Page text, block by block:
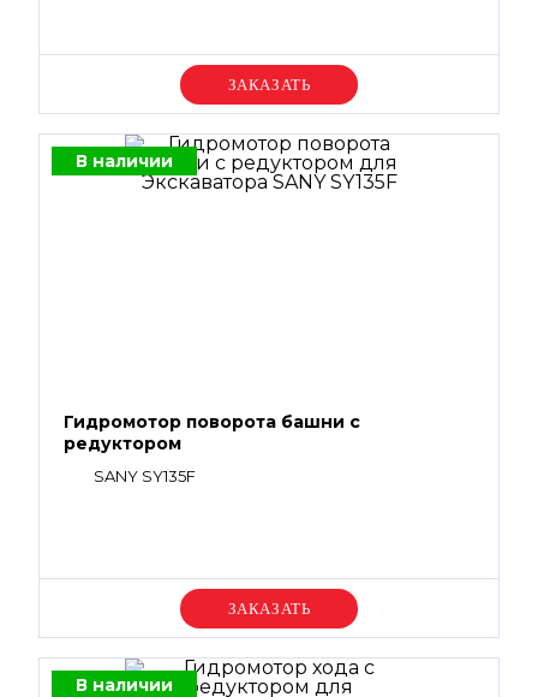
Уточняйте цену
В наличии
Гидромотор поворота башни с
редуктором
SANY SY135F
Уточняйте цену
В наличии